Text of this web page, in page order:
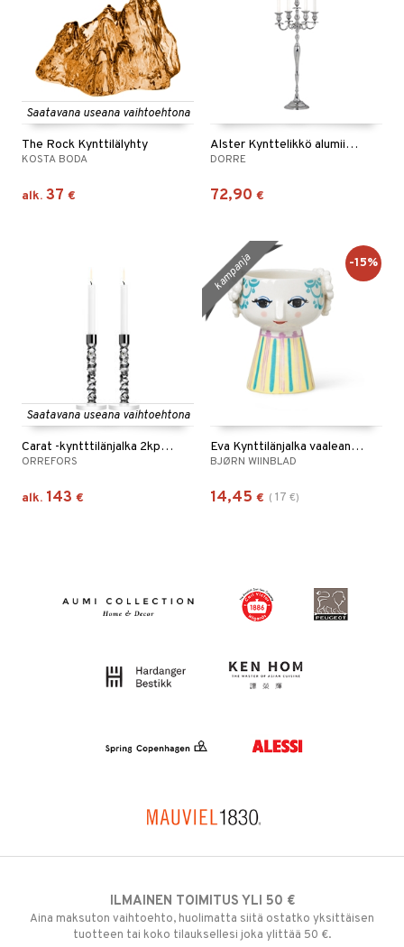
Saatavana useana vaihtoehtona
The Rock Kynttilälyhty
KOSTA BODA
alk. 37 €
Alster Kynttelikkö alumiinia 5-haarainen.
DORRE
72,90 €
Saatavana useana vaihtoehtona
Carat -kyntttilänjalka 2kpl pakkaus
ORREFORS
alk. 143 €
Eva Kynttilänjalka vaaleansininen 9,5cm
BJØRN WIINBLAD
14,45 € ( 17 €)
kampanja -15%
ILMAINEN TOIMITUS YLI 50 €
Aina maksuton vaihtoehto, huolimatta siitä ostatko yksittäisen
tuotteen tai koko tilauksellesi joka ylittää 50 €.